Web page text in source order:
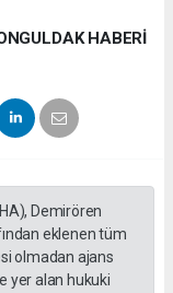
HABERİ
Demirören
eklenen tüm
olmadan ajans
yer alan hukuki